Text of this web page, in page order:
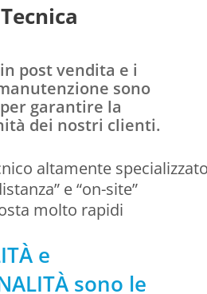
post vendita e i
sono
garantire la
dei nostri clienti.
altamente
e “on-site”
molto rapidi
e
sono le